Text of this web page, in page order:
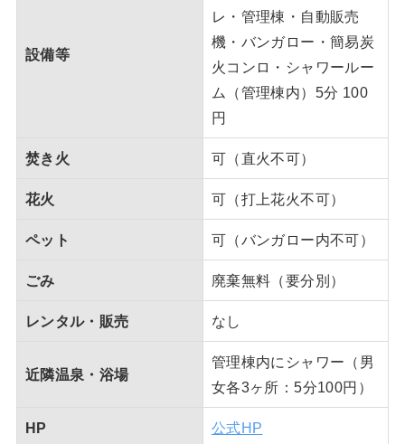
設備等
レ・管理棟・自動販売
機・バンガロー・簡易炭
火コンロ・シャワールー
ム（管理棟内）5分 100
円
焚き火 可（直火不可）
花火 可（打上花火不可）
ペット 可（バンガロー内不可）
ごみ 廃棄無料（要分別）
レンタル・販売 なし
近隣温泉・浴場
管理棟内にシャワー（男
女各3ヶ所：5分100円）
HP 公式HP